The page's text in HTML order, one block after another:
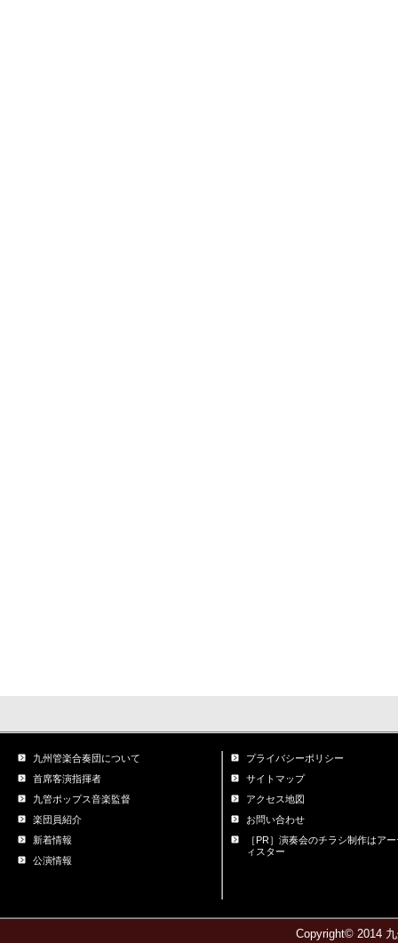
九州管楽合奏団について
首席客演指揮者
九管ポップス音楽監督
楽団員紹介
新着情報
公演情報
プライバシーポリシー
サイトマップ
アクセス地図
お問い合わせ
［PR］演奏会のチラシ制作はア
ィスター
Copyright© 2014